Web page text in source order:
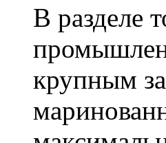
В разделе
крупным